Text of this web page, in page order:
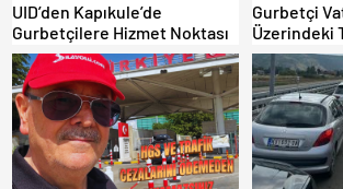
UID’den Kapıkule’de
Gurbetçilere Hizmet Noktası
Gurbetçi
Üzerindeki
Edin”